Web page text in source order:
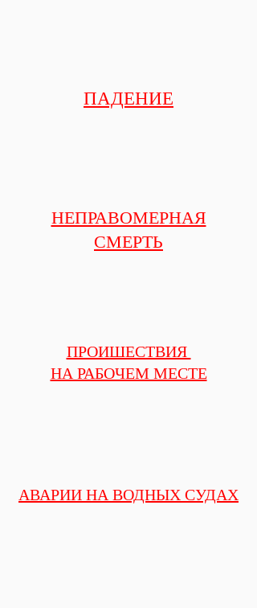
ПАДЕНИЕ
НЕПРАВОМЕРНАЯ
СМЕРТЬ
ПРОИШЕСТВИЯ
НА РАБОЧЕМ МЕСТЕ
АВАРИИ НА ВОДНЫХ СУДАХ